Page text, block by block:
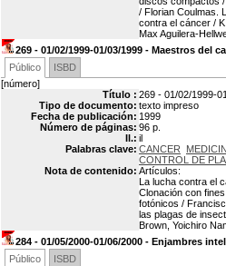
/ Florian Coulmas.
contra el cáncer /
Max Aguilera-
269 - 01/02/1999-01/03/1999 - Maestros del
Público
ISBD
[número]
Título : 269 - 01/02/1999-
Tipo de documento: texto impreso
Fecha de publicación: 1999
Número de páginas: 96 p.
Il.: il
Palabras clave: CANCER
CONTROL DE
Nota de contenido: Artículos:
La lucha contra el
Clonación con
fotónicos /
las plagas de
Brown, Yoichiro
284 - 01/05/2000-01/06/2000 - Enjambres
Público
ISBD